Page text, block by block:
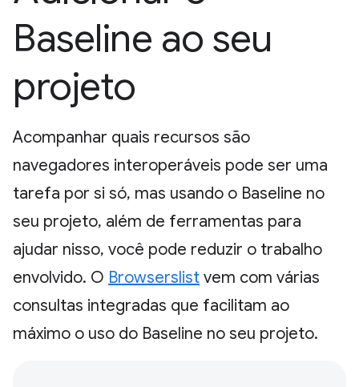
Baseline ao seu
projeto
Acompanhar quais recursos são
navegadores interoperáveis pode ser uma
tarefa por si só, mas usando o Baseline no
seu projeto, além de ferramentas para
ajudar nisso, você pode reduzir o trabalho
envolvido. O Browserslist vem com várias
consultas integradas que facilitam ao
máximo o uso do Baseline no seu projeto.